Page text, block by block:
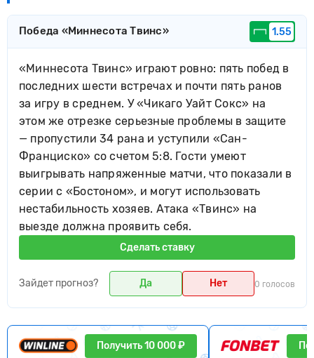
Победа «Миннесота Твинс» 1.55
«Миннесота Твинс» играют ровно: пять побед в
последних шести встречах и почти пять ранов
за игру в среднем. У «Чикаго Уайт Сокс» на
этом же отрезке серьезные проблемы в защите
— пропустили 34 рана и уступили «Сан-
Франциско» со счетом 5:8. Гости умеют
выигрывать напряженные матчи, что показали в
серии с «Бостоном», и могут использовать
нестабильность хозяев. Атака «Твинс» на
выезде должна проявить себя.
Сделать ставку
Зайдет прогноз? Да Нет 0 голосов
Получить 10 000 ₽